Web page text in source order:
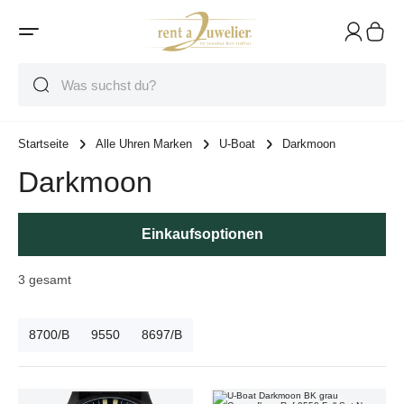
Startseite Alle Uhren Marken U-Boat Darkmoon
Darkmoon
Einkaufsoptionen
3 gesamt
8700/B 9550 8697/B
U-Boat Darkmoon Blue Ref.8700/B Full Set NeuU-Boat Darkmoon BK grau